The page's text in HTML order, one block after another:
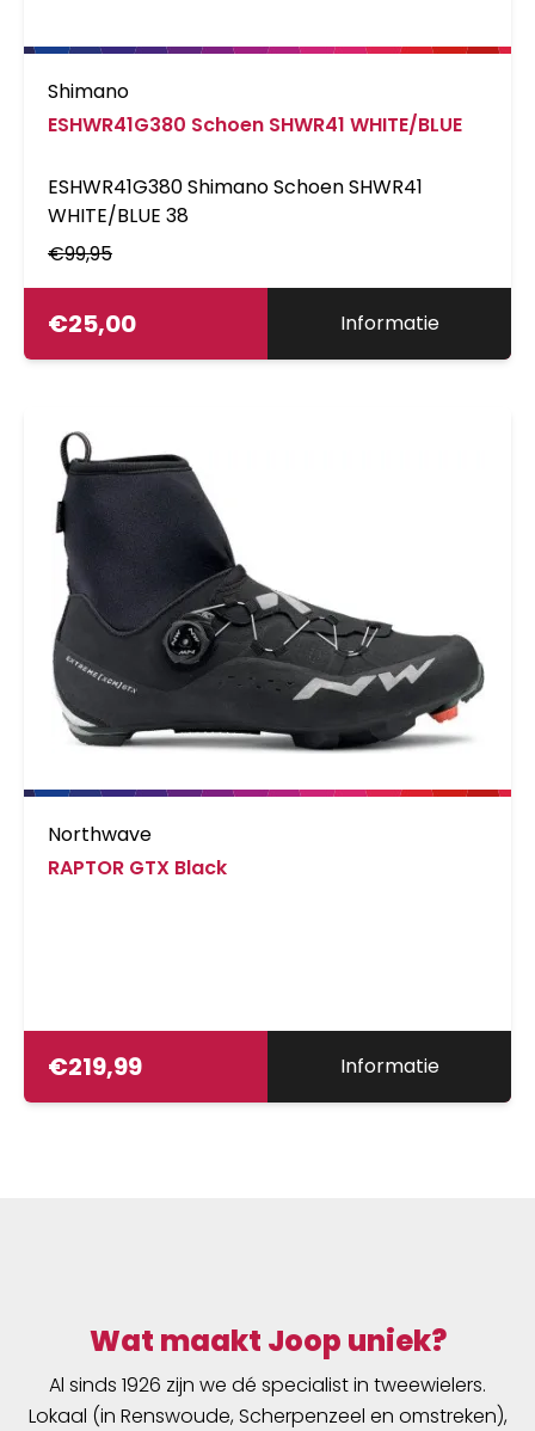
Shimano
ESHWR41G380 Schoen SHWR41 WHITE/BLUE
ESHWR41G380 Shimano Schoen SHWR41
WHITE/BLUE 38
€99,95
€25,00 Informatie
Northwave
RAPTOR GTX Black
€219,99 Informatie
Wat maakt Joop uniek?
Al sinds 1926 zijn we dé specialist in tweewielers.
Lokaal (in Renswoude, Scherpenzeel en omstreken),